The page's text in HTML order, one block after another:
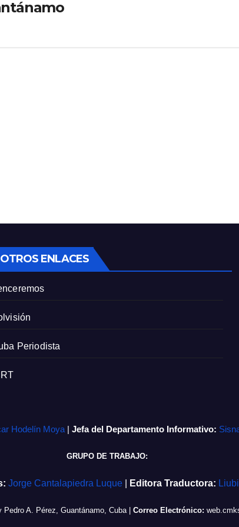
OTROS ENLACES
Periodista
Hodelín Moya | Jefa del Departamento Informativo:
GRUPO DE TRABAJO:
Jorge Cantalapiedra Luque Editora Traductora:
A. Pérez, Guantánamo, Cuba| Correo Electrónico: